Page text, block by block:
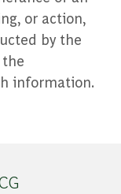
or action,
by the
information.